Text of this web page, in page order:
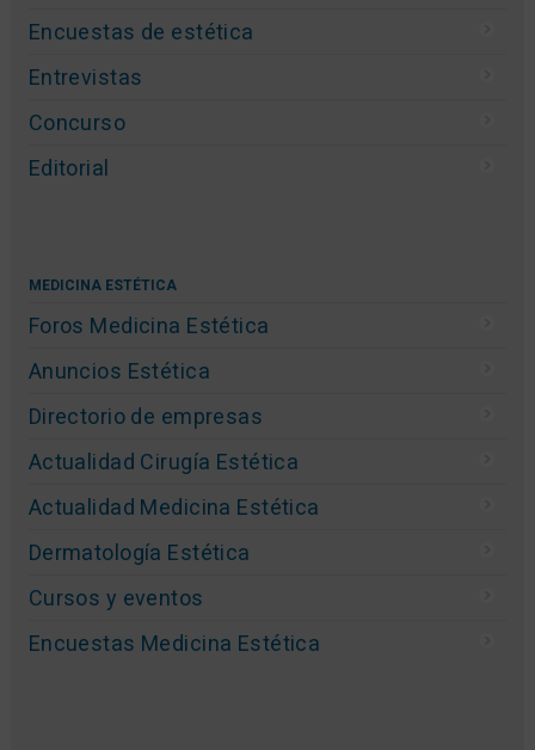
Encuestas de estética
Entrevistas
Concurso
Editorial
MEDICINA ESTÉTICA
Foros Medicina Estética
Anuncios Estética
Directorio de empresas
Actualidad Cirugía Estética
Actualidad Medicina Estética
Dermatología Estética
Cursos y eventos
Encuestas Medicina Estética